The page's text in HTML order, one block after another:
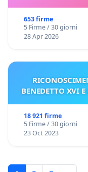
653 firme
5 Firme / 30 giorni
28 Apr 2026
BENEDETTO XVI
18 921 firme
5 Firme / 30 giorni
23 Oct 2023